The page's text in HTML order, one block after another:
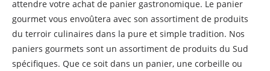
attendre votre achat de panier gastronomique. Le panier
gourmet vous envoûtera avec son assortiment de produits
du terroir culinaires dans la pure et simple tradition. Nos
paniers gourmets sont un assortiment de produits du Sud
spécifiques. Que ce soit dans un panier, une corbeille ou